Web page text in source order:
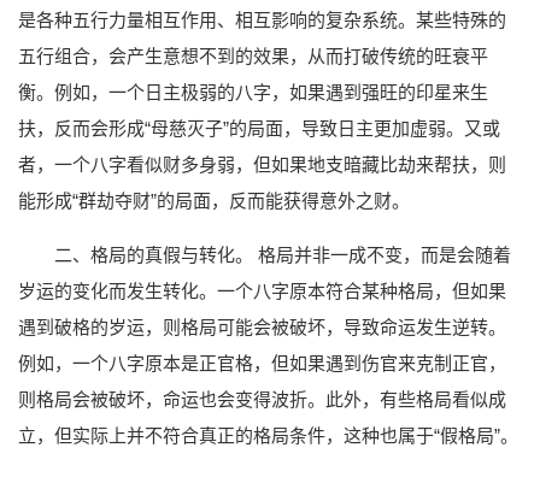
是各种五行力量相互作用、相互影响的复杂系统。某些特殊的
五行组合，会产生意想不到的效果，从而打破传统的旺衰平
衡。例如，一个日主极弱的八字，如果遇到强旺的印星来生
扶，反而会形成“母慈灭子”的局面，导致日主更加虚弱。又或
者，一个八字看似财多身弱，但如果地支暗藏比劫来帮扶，则
能形成“群劫夺财”的局面，反而能获得意外之财。
二、格局的真假与转化。 格局并非一成不变，而是会随着
岁运的变化而发生转化。一个八字原本符合某种格局，但如果
遇到破格的岁运，则格局可能会被破坏，导致命运发生逆转。
例如，一个八字原本是正官格，但如果遇到伤官来克制正官，
则格局会被破坏，命运也会变得波折。此外，有些格局看似成
立，但实际上并不符合真正的格局条件，这种也属于“假格局”。